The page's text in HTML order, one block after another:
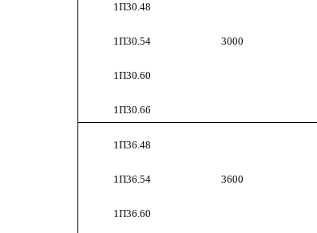
1П30.48
1П30.54 3000
1П30.60
1П30.66
1П36.48
1П36.54 3600
1П36.60